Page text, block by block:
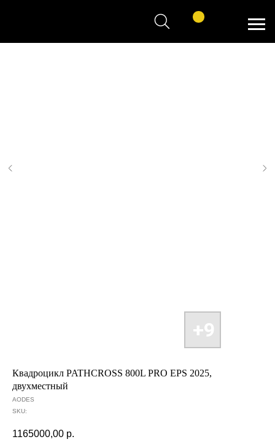
Квадроцикл PATHCROSS 800L PRO EPS 2025,
двухместный
AODES
SKU:
1165000,00 р.